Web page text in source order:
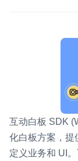
解决方案
一整套高
融合 CDN
对接国内外
CDN 直播
互动白板 SDK
化白板方案，提
定义业务和 UI